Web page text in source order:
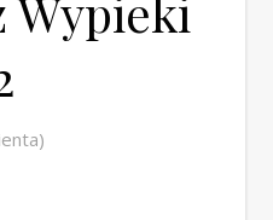
Wypieki
19,99 zł.
wynosi: 12,99 zł.